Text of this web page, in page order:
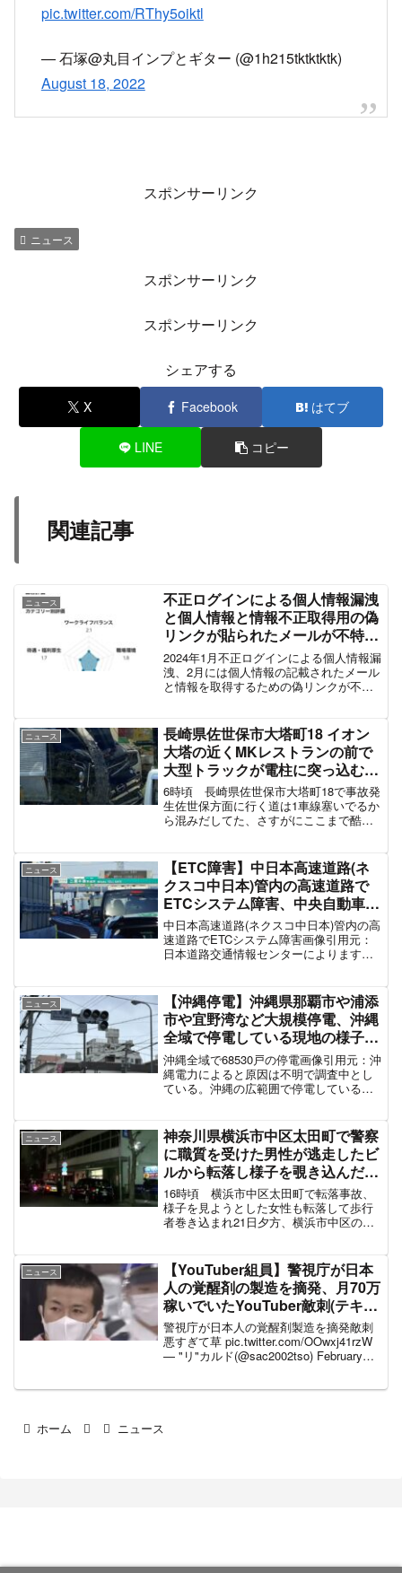
pic.twitter.com/RThy5oiktl
— 石塚@丸目インプとギター (@1h215tktktktk)
August 18, 2022
スポンサーリンク
ニュース
スポンサーリンク
スポンサーリンク
シェアする
X Facebook はてブ
LINE コピー
関連記事
ニュース
不正ログインによる個人情報漏洩
と個人情報と情報不正取得用の偽
リンクが貼られたメールが不特定
多数に送信された会社のIndeed
求人がヤバいと話題「言語は
Javaで必須スキルはWebサイト
可」
2024年1月不正ログインによる個人情報漏
洩、2月には個人情報の記載されたメール
と情報を取得するための偽リンクが不特
で怖い求人あるから見るのやめられない
p...
ニュース
長崎県佐世保市大塔町18 イオン
大塔の近くMKレストランの前で
大型トラックが電柱に突っ込む事
故「ネコをよけようとして電柱に
激突」車線規制で渋滞4月6日
6時頃 長崎県佐世保市大塔町18で事故発
生佐世保方面に行く道は1車線塞いでるか
ら混みだしてた、さすがにここまで酷い
ん (@riumu2) Ap...
ニュース
【ETC障害】中日本高速道路(ネ
クスコ中日本)管内の高速道路で
ETCシステム障害、中央自動車道
や新東名高速道路などのスマート
ICや通常の料金所のETCレーンが
閉鎖「一般レーンで通行処理、復
4km渋滞」4月6日
中日本高速道路(ネクスコ中日本)管内の高
速道路でETCシステム障害画像引用元：
日本道路交通情報センターによります
た。 この影響で、東京都や山梨県内のス
マートインタ...
ニュース
【沖縄停電】沖縄県那覇市や浦添
市や宜野湾など大規模停電、沖縄
全域で停電している現地の様子
「ユニオン停電してる、信号も消
えてる」「イベント中に電気が消
えた、警察に電話も繋がらない」
沖縄全域で68530戸の停電画像引用元：沖
縄電力によると原因は不明で調査中とし
ている。沖縄の広範囲で停電していると
ツヤ (@CRAZEbeat71...
ニュース
神奈川県横浜市中区太田町で警察
に職質を受けた男性が逃走したビ
ルから転落し様子を覗き込んだ女
性も転落して地上にいた人など2
人が巻き込まれ4人怪我して病院
に搬送、転落事故現場の様子1月
16時頃 横浜市中区太田町で転落事故、
様子を見ようとした女性も転落して歩行
者巻き込まれ21日夕方、横浜市中区の繁
し、地上にいた人など2人が巻き込まれま
した。4人はけがをし...
ニュース
【YouTuber組員】警視庁が日本
人の覚醒剤の製造を摘発、月70万
稼いでいたYouTuber敵刺(テキサ
ス)こと坂井容疑者ら4人が逮捕
警視庁が日本人の覚醒剤製造を摘発敵刺
悪すぎて草 pic.twitter.com/OOwxj41rzW
— "リ"カルド(@sac2002tso) February
ホーム ニュース